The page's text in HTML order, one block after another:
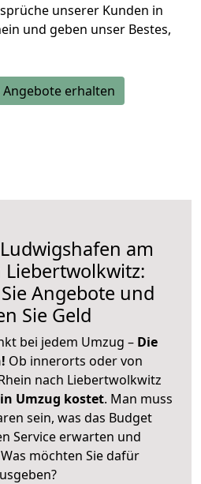
unserer Kunden in
und geben unser Bestes,
Angebote erhalten
am
Liebertwolkwitz:
Angebote und
Sie Geld
bei jedem Umzug – Die
Ob innerorts oder von
nach Liebertwolkwitz
Umzug kostet. Man muss
sein, was das Budget
Service erwarten und
möchten Sie dafür